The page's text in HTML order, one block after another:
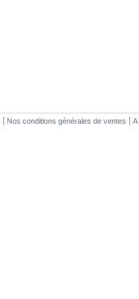
Nos conditions générales de ventes A